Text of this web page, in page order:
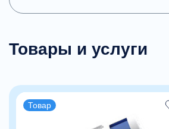
Товары и услуги
Товар